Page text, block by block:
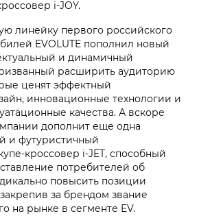
i‑JOY.
линейку первого российского
EVOLUTE пополнил новый
и динамичный
расширить аудиторию
ценят эффектный
инновационные технологии и
качества. А вскоре
дополнит еще одна
и футуристичный
кроссовер i‑JET, способный
потребителей об
повысить позиции
за брендом звание
на рынке в сегменте EV.